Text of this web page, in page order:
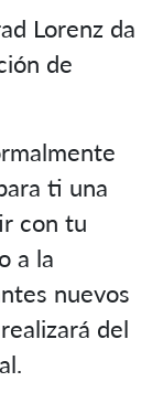
Lorenz da
de
ti una
con tu
a la
nuevos
del